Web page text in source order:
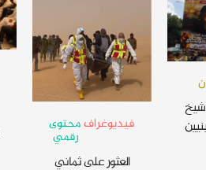
شيخ
فيديوغرافمحتوى
رقمي
العثور على ثماني